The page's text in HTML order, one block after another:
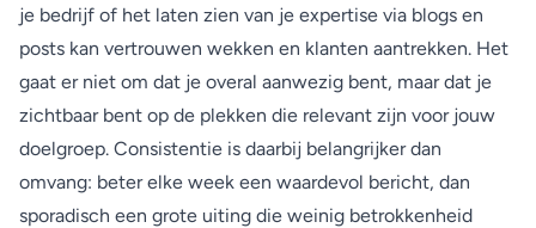
je bedrijf of het laten zien van je expertise via blogs en
posts kan vertrouwen wekken en klanten aantrekken. Het
gaat er niet om dat je overal aanwezig bent, maar dat je
zichtbaar bent op de plekken die relevant zijn voor jouw
doelgroep. Consistentie is daarbij belangrijker dan
omvang: beter elke week een waardevol bericht, dan
sporadisch een grote uiting die weinig betrokkenheid